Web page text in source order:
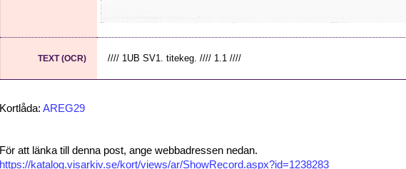
TEXT (OCR) //// 1UB SV1. titekeg. //// 1.1 ////
Kortlåda: AREG29
För att länka till denna post, ange webbadressen nedan.
https://katalog.visarkiv.se/kort/views/ar/ShowRecord.aspx?id=1238283